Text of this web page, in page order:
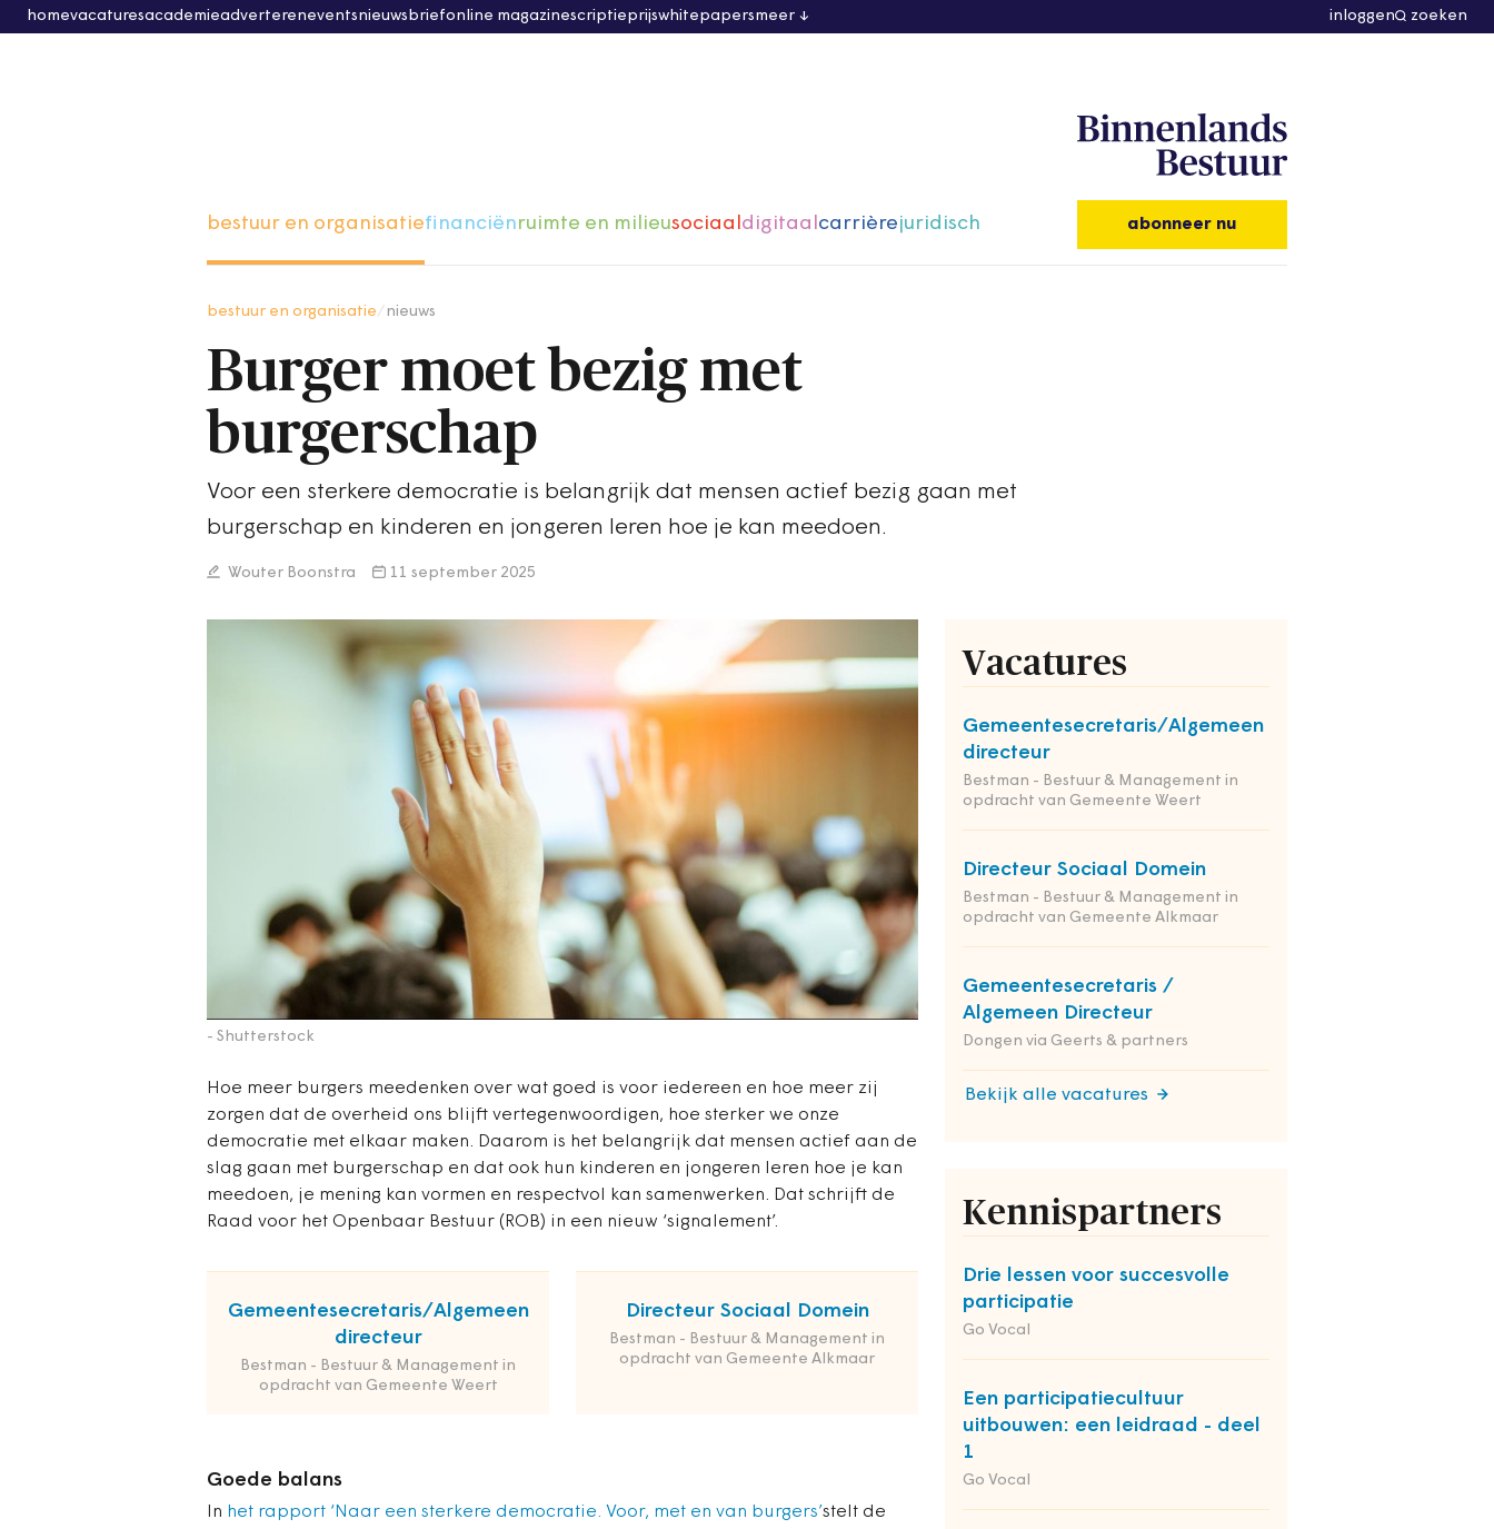
homevacaturesacademieadvertereneventsnieuwsbriefonline magazinescriptieprijswhitepapersmeer inloggen zoeken
bestuur en organisatiefinanciënruimte en milieusociaaldigitaalcarrièrejuridisch abonneer nu
bestuur en organisatie nieuws
Burger moet bezig met
burgerschap
Voor een sterkere democratie is belangrijk dat mensen actief bezig gaan met
burgerschap en kinderen en jongeren leren hoe je kan meedoen.
Wouter Boonstra 11 september 2025
- Shutterstock
Hoe meer burgers meedenken over wat goed is voor iedereen en hoe meer zij
zorgen dat de overheid ons blijft vertegenwoor­digen, hoe sterker we onze
democratie met elkaar maken. Daarom is het belangrijk dat mensen actief aan de
slag gaan met burgerschap en dat ook hun kinderen en jongeren leren hoe je kan
mee­doen, je mening kan vormen en respectvol kan samenwerken. Dat schrijft de
Raad voor het Openbaar Bestuur (ROB) in een nieuw ‘signalement’.
Gemeentesecretaris/Algemeen
directeur
Bestman - Bestuur & Management in
opdracht van Gemeente Weert
Directeur Sociaal Domein
Bestman - Bestuur & Management in
opdracht van Gemeente Alkmaar
Goede balans
In het rapport ‘Naar een sterkere democratie. Voor, met en van burgers’stelt de
Vacatures
Gemeentesecretaris/Algemeen
directeur
Bestman - Bestuur & Management in
opdracht van Gemeente Weert
Directeur Sociaal Domein
Bestman - Bestuur & Management in
opdracht van Gemeente Alkmaar
Gemeentesecretaris /
Algemeen Directeur
Dongen via Geerts & partners
Bekijk alle vacatures
Kennispartners
Drie lessen voor succesvolle
participatie
Go Vocal
Een participatiecultuur
uitbouwen: een leidraad - deel
1
Go Vocal